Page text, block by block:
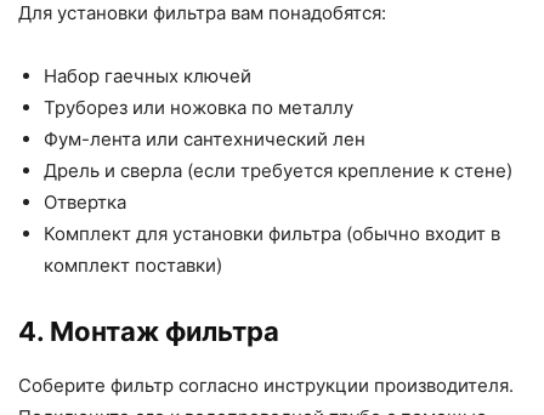
Для установки фильтра вам понадобятся:
Набор гаечных ключей
Труборез или ножовка по металлу
Фум-лента или сантехнический лен
Дрель и сверла (если требуется крепление к стене)
Отвертка
Комплект для установки фильтра (обычно входит в
комплект поставки)
4. Монтаж фильтра
Соберите фильтр согласно инструкции производителя.